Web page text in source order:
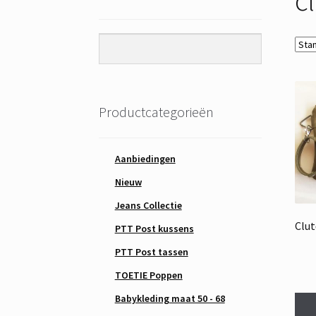
Productcategorieën
Aanbiedingen
Nieuw
Jeans Collectie
PTT Post kussens
PTT Post tassen
TOETIE Poppen
Babykleding maat 50 - 68